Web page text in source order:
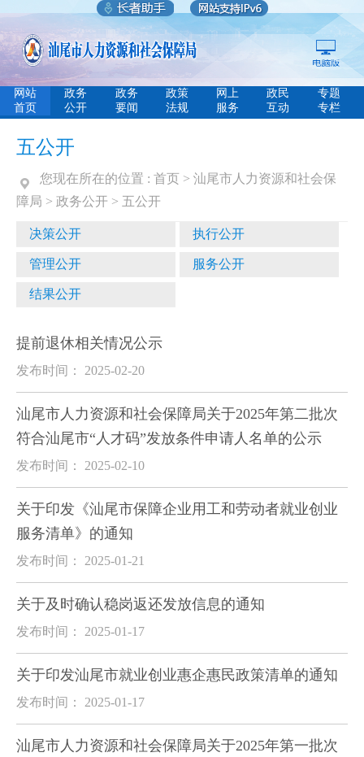
网站
首页
政务
公开
政务
要闻
政策
法规
网上
服务
政民
互动
专题
专栏
五公开
您现在所在的位置 : 首页 > 汕尾市人力资源和社会保
障局 > 政务公开 > 五公开
决策公开 执行公开
管理公开 服务公开
结果公开
提前退休相关情况公示
发布时间： 2025-02-20
汕尾市人力资源和社会保障局关于2025年第二批次
符合汕尾市“人才码”发放条件申请人名单的公示
发布时间： 2025-02-10
关于印发《汕尾市保障企业用工和劳动者就业创业
服务清单》的通知
发布时间： 2025-01-21
关于及时确认稳岗返还发放信息的通知
发布时间： 2025-01-17
关于印发汕尾市就业创业惠企惠民政策清单的通知
发布时间： 2025-01-17
汕尾市人力资源和社会保障局关于2025年第一批次